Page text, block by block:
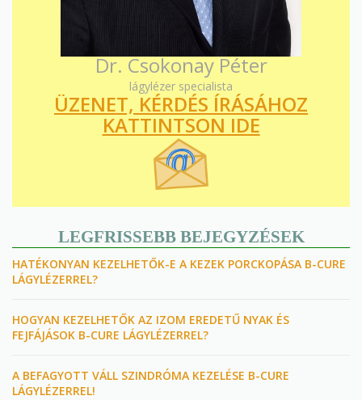
Dr. Csokonay Péter
lágylézer specialista
ÜZENET, KÉRDÉS ÍRÁSÁHOZ
KATTINTSON IDE
LEGFRISSEBB BEJEGYZÉSEK
HATÉKONYAN KEZELHETŐK-E A KEZEK PORCKOPÁSA B-CURE
LÁGYLÉZERREL?
HOGYAN KEZELHETŐK AZ IZOM EREDETŰ NYAK ÉS
FEJFÁJÁSOK B-CURE LÁGYLÉZERREL?
A BEFAGYOTT VÁLL SZINDRÓMA KEZELÉSE B-CURE
LÁGYLÉZERREL!